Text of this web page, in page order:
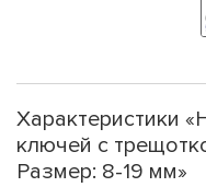
Характеристики
ключей с
Размер: 8-19 мм»